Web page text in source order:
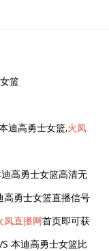
篮
迪高勇士女篮,火凤
高勇士女篮高清无
高勇士女篮直播信号
凤直播网首页即可获
本迪高勇士女篮比